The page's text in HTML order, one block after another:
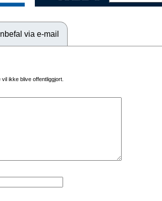
via e-mail
ikke blive offentliggjort.